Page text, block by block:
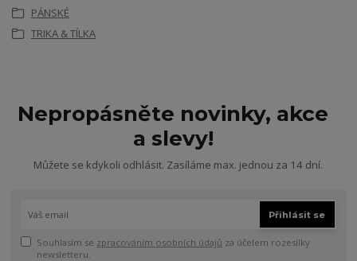
PÁNSKÉ
TRIKA & TÍLKA
Nepropásněte novinky, akce
a slevy!
Můžete se kdykoli odhlásit. Zasíláme max. jednou za 14 dní.
Přihlásit se
Souhlasím se zpracováním osobních údajů za účelem rozesílky
newsletteru.